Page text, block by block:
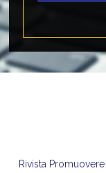
Rivista Promuovere